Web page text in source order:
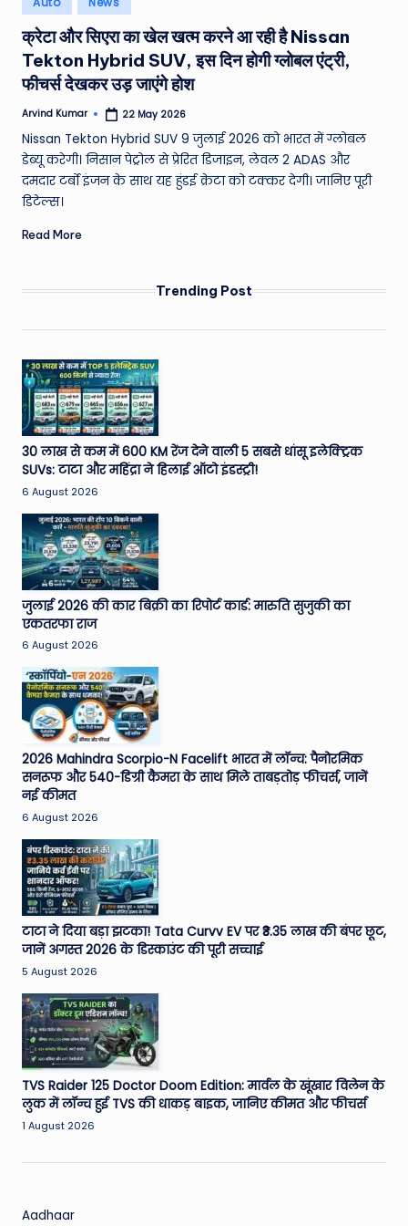
e
a
t
er
,
T
o
vi
e
N
e
w
s
A
ro
u
n
d
T
h
e
W
o
rl
d
in
क्रेटा और सिएरा का खेल खत्म करने आ रही है Nissan
Tekton Hybrid SUV, इस दिन होगी ग्लोबल एंट्री,
फीचर्स देखकर उड़ जाएंगे होश
Posted
Arvind Kumar 22 May 2026
Nissan Tekton Hybrid SUV 9 जुलाई 2026 को भारत में ग्लोबल
डेब्यू करेगी। निसान पेट्रोल से प्रेरित डिजाइन, लेवल 2 ADAS और
दमदार टर्बो इंजन के साथ यह हुंडई क्रेटा को टक्कर देगी। जानिए पूरी
डिटेल्स।
Read More
Trending Post
30 लाख से कम में 600 KM रेंज देने वाली 5 सबसे धांसू इलेक्ट्रिक
SUVs: टाटा और महिंद्रा ने हिलाई ऑटो इंडस्ट्री!
6 August 2026
जुलाई 2026 की कार बिक्री का रिपोर्ट कार्ड: मारुति सुजुकी का
एकतरफा राज
6 August 2026
2026 Mahindra Scorpio-N Facelift भारत में लॉन्च: पैनोरमिक
सनरूफ और 540-डिग्री कैमरा के साथ मिले ताबड़तोड़ फीचर्स, जानें
नई कीमत
6 August 2026
टाटा ने दिया बड़ा झटका! Tata Curvv EV पर ₹3.35 लाख की बंपर छूट,
जानें अगस्त 2026 के डिस्काउंट की पूरी सच्चाई
5 August 2026
TVS Raider 125 Doctor Doom Edition: मार्वल के खूंखार विलेन के
लुक में लॉन्च हुई TVS की धाकड़ बाइक, जानिए कीमत और फीचर्स
1 August 2026
Aadhaar